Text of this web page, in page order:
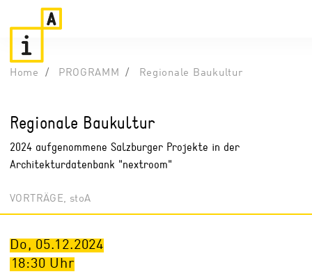
Home PROGRAMM Regionale Baukultur
Regionale Baukultur
2024 aufgenommene Salzburger Projekte in der
Architekturdatenbank "nextroom"
VORTRÄGE, stoA
Do, 05.12.2024
18:30 Uhr